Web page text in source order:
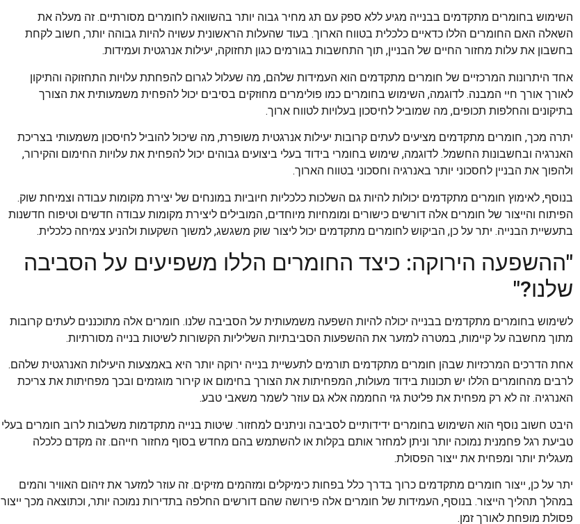
השימוש בחומרים מתקדמים בבנייה מגיע ללא ספק עם תג מחיר גבוה יותר בהשוואה לחומרים מסורתיים. זה מעלה את
השאלה האם החומרים הללו כדאיים כלכלית בטווח הארוך. בעוד שהעלות הראשונית עשויה להיות גבוהה יותר, חשוב לקחת
בחשבון את עלות מחזור החיים של הבניין, תוך התחשבות בגורמים כגון תחזוקה, יעילות אנרגטית ועמידות.
אחד היתרונות המרכזיים של חומרים מתקדמים הוא העמידות שלהם, מה שעלול לגרום להפחתת עלויות התחזוקה והתיקון
לאורך אורך חיי המבנה. לדוגמה, השימוש בחומרים כמו פולימרים מחוזקים בסיבים יכול להפחית משמעותית את הצורך
בתיקונים והחלפות תכופים, מה שמוביל לחיסכון בעלויות לטווח ארוך.
יתרה מכך, חומרים מתקדמים מציעים לעתים קרובות יעילות אנרגטית משופרת, מה שיכול להוביל לחיסכון משמעותי בצריכת
האנרגיה ובחשבונות החשמל. לדוגמה, שימוש בחומרי בידוד בעלי ביצועים גבוהים יכול להפחית את עלויות החימום והקירור,
ולהפוך את הבניין לחסכוני יותר באנרגיה וחסכוני בטווח הארוך.
בנוסף, לאימוץ חומרים מתקדמים יכולות להיות גם השלכות כלכליות חיוביות במונחים של יצירת מקומות עבודה וצמיחת שוק.
הפיתוח והייצור של חומרים אלה דורשים כישורים ומומחיות מיוחדים, המובילים ליצירת מקומות עבודה חדשים וטיפוח חדשנות
בתעשיית הבנייה. יתר על כן, הביקוש לחומרים מתקדמים יכול ליצור שוק משגשג, למשוך השקעות ולהניע צמיחה כלכלית.
"ההשפעה הירוקה: כיצד החומרים הללו משפיעים על הסביבה
שלנו?"
לשימוש בחומרים מתקדמים בבנייה יכולה להיות השפעה משמעותית על הסביבה שלנו. חומרים אלה מתוכננים לעתים קרובות
מתוך מחשבה על קיימות, במטרה למזער את ההשפעות הסביבתיות השליליות הקשורות לשיטות בנייה מסורתיות.
אחת הדרכים המרכזיות שבהן חומרים מתקדמים תורמים לתעשיית בנייה ירוקה יותר היא באמצעות היעילות האנרגטית שלהם.
לרבים מהחומרים הללו יש תכונות בידוד מעולות, המפחיתות את הצורך בחימום או קירור מוגזמים ובכך מפחיתות את צריכת
האנרגיה. זה לא רק מפחית את פליטת גזי החממה אלא גם עוזר לשמר משאבי טבע.
היבט חשוב נוסף הוא השימוש בחומרים ידידותיים לסביבה וניתנים למחזור. שיטות בנייה מתקדמות משלבות לרוב חומרים בעלי
טביעת רגל פחמנית נמוכה יותר וניתן למחזר אותם בקלות או להשתמש בהם מחדש בסוף מחזור חייהם. זה מקדם כלכלה
מעגלית יותר ומפחית את ייצור הפסולת.
יתר על כן, ייצור חומרים מתקדמים כרוך בדרך כלל בפחות כימיקלים ומזהמים מזיקים. זה עוזר למזער את זיהום האוויר והמים
במהלך תהליך הייצור. בנוסף, העמידות של חומרים אלה פירושה שהם דורשים החלפה בתדירות נמוכה יותר, וכתוצאה מכך ייצור
פסולת מופחת לאורך זמן.